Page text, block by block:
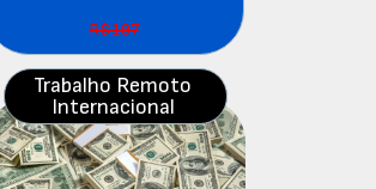
Trabalho Remoto
Internacional
R$197